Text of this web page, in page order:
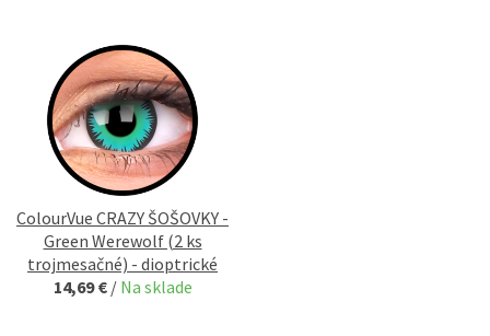
ColourVue CRAZY ŠOŠOVKY -
Green Werewolf (2 ks
trojmesačné) - dioptrické
14,69 € / Na sklade